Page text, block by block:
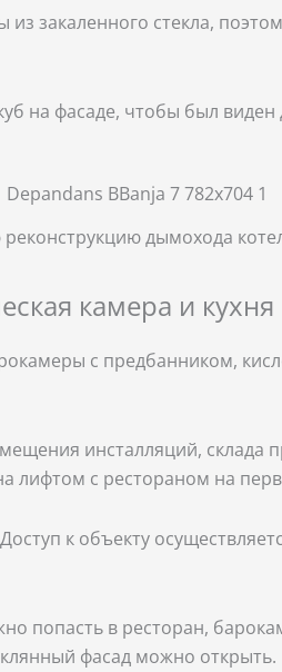
из закаленного стекла,
на фасаде, чтобы был
дымохода
камера и
с предбанником,
инсталляций, склада
лифтом с рестораном на
к объекту
попасть в ресторан,
фасад можно открыть.